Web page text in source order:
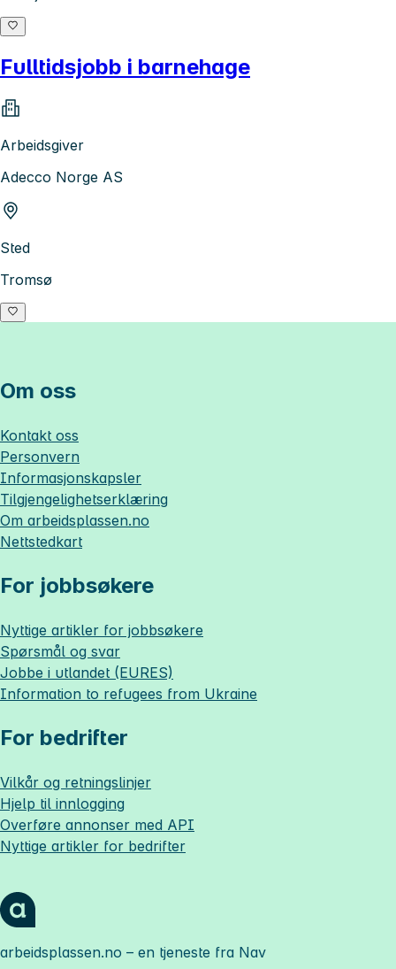
Fulltidsjobb i barnehage
Arbeidsgiver
Adecco Norge AS
Sted
Tromsø
Om oss
Kontakt oss
Personvern
Informasjonskapsler
Tilgjengelighetserklæring
Om arbeidsplassen.no
Nettstedkart
For jobbsøkere
Nyttige artikler for jobbsøkere
Spørsmål og svar
Jobbe i utlandet (EURES)
Information to refugees from Ukraine
For bedrifter
Vilkår og retningslinjer
Hjelp til innlogging
Overføre annonser med API
Nyttige artikler for bedrifter
arbeidsplassen.no – en tjeneste fra Nav